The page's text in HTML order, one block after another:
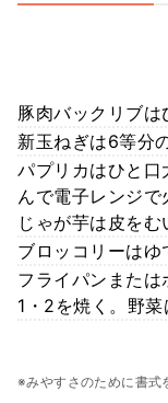
豚肉バックリブは
新玉ねぎは6等分
パプリカはひと
んで電子レンジで
じゃが芋は皮をむ
ブロッコリーはゆ
フライパンまたは
1・2を焼く。野菜
※みやすさのために書式